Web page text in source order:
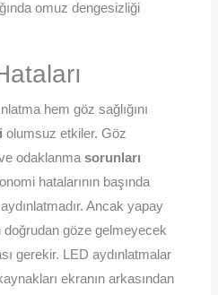
omuz dengesizliği
hem göz sağlığını
olumsuz etkiler. Göz
odaklanmasorunları
hatalarının başında
Ancak yapay
doğrudan göze gelmeyecek
gerekir. LED aydınlatmalar
ekranın arkasından